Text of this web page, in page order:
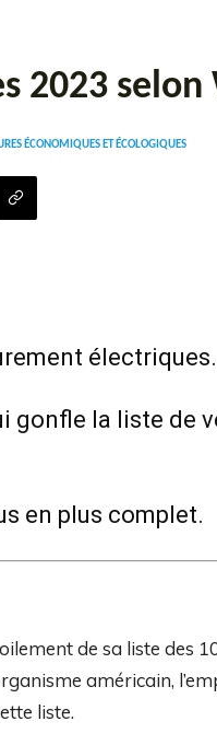
2023
ÉCONOMIQUES ET ÉCOLOGIQUES
électriques.
gonfle la liste de
en plus complet.
de sa liste des
américain,
liste.